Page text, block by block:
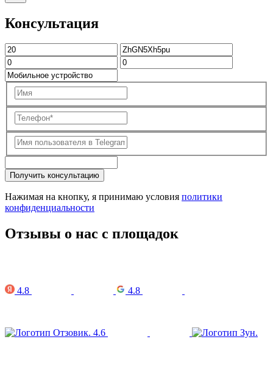
Консультация
Получить консультацию
Нажимая на кнопку, я принимаю условия политики
конфиденциальности
Отзывы о нас с площадок
4.8 4.8
4.6